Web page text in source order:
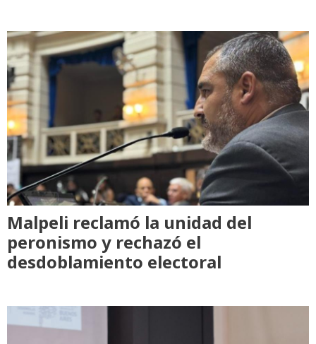
Malpeli reclamó la unidad del
peronismo y rechazó el
desdoblamiento electoral